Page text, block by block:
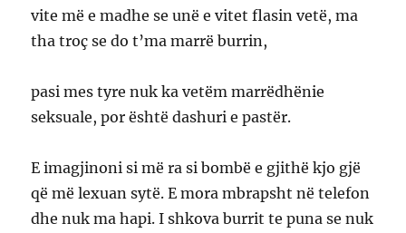
vite më e madhe se unë e vitet flasin vetë, ma
tha troç se do t’ma marrë burrin,
pasi mes tyre nuk ka vetëm marrëdhënie
seksuale, por është dashuri e pastër.
E imagjinoni si më ra si bombë e gjithë kjo gjë
që më lexuan sytë. E mora mbrapsht në telefon
dhe nuk ma hapi. I shkova burrit te puna se nuk